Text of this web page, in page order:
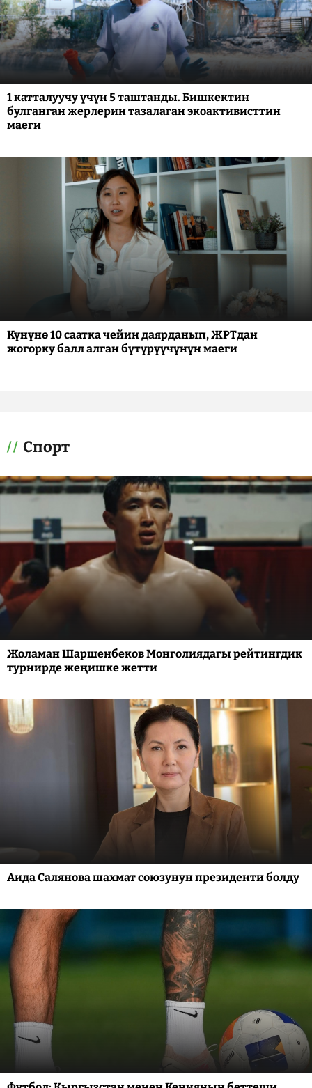
1 катталуучу үчүн 5 таштанды. Бишкектин
булганган жерлерин тазалаган экоактивисттин
маеги
Күнүнө 10 саатка чейин даярданып, ЖРТдан
жогорку балл алган бүтүрүүчүнүн маеги
Спорт
Жоламан Шаршенбеков Монголиядагы рейтингдик
турнирде жеңишке жетти
Аида Салянова шахмат союзунун президенти болду